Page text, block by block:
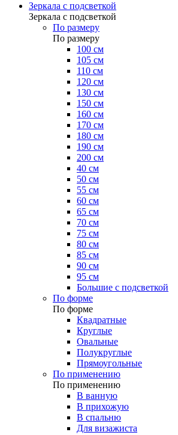
Зеркала с подсветкой
Зеркала с подсветкой
По размеру
По размеру
100 см
105 см
110 см
120 см
130 см
150 см
160 см
170 см
180 см
190 см
200 см
40 см
50 см
55 см
60 см
65 см
70 см
75 см
80 см
85 см
90 см
95 см
Большие с подсветкой
По форме
По форме
Квадратные
Круглые
Овальные
Полукруглые
Прямоугольные
По применению
По применению
В ванную
В прихожую
В спальню
Для визажиста